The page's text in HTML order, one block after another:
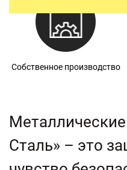
Подстраиваемся под ваши
Металлические
Сталь» – это за